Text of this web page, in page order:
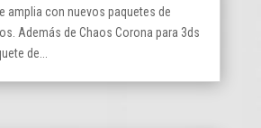
amplia con nuevos paquetes de
Además de Chaos Corona para 3ds
de...